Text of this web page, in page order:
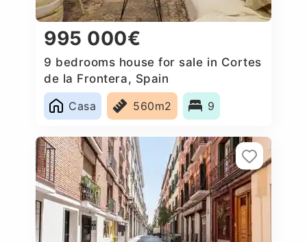
995 000€
9 bedrooms house for sale in Cortes
de la Frontera, Spain
Casa
560m2 9